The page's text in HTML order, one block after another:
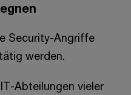
Security-Angriffe
werden.
Abteilungen vieler